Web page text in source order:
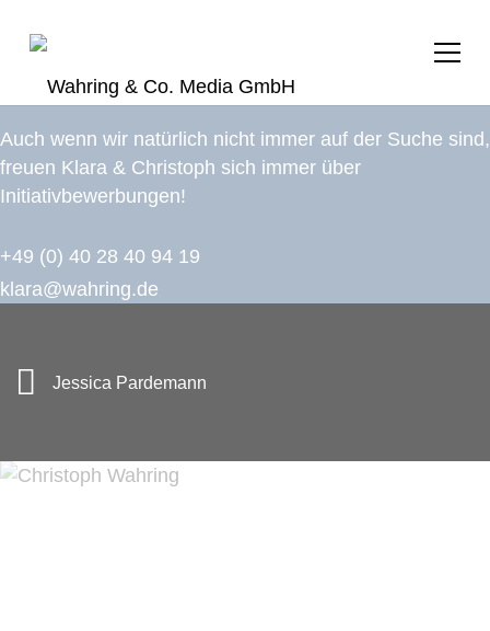
Auch wenn wir natürlich nicht immer auf der Suche sind,
freuen Klara & Christoph sich immer über
Initiativbewerbungen!
+49 (0) 40 28 40 94 19
klara@wahring.de
Jessica Pardemann